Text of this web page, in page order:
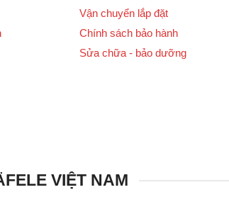
Vận chuyển lắp đặt
Chính sách bảo hành
Sửa chữa - bảo dưỡng
VIỆT NAM